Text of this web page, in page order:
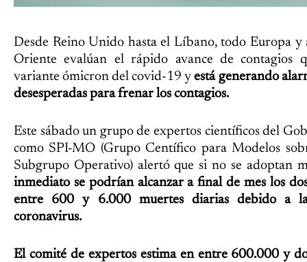
Desde Reino Unido hasta el Líbano, todo Europa y
Oriente evalúan el rápido avance de contagios
variante ómicron del covid-19 yestá generando
desesperadas para frenar los contagios.
Este sábado un grupo de expertos científicos del
como SPI-MO (Grupo Centífico para Modelos
Subgrupo Operativo) alertó que si no se adoptan
inmediato se podrían alcanzar a final de mes los
entre 600 y 6.000 muertes diarias debido a
coronavirus.
El comité de expertos estima en entre 600.000 y